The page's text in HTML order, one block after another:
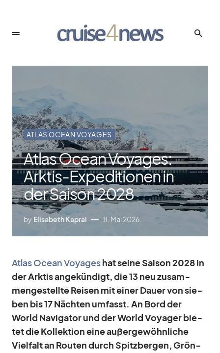
ATLAS OCEAN VOYAGES
Atlas Ocean Voyages:
Arktis-Expeditionen in
der Saison 2028
by Elisabeth Kapral 11. Mai 2026
At­las Ocean Voy­a­geshat seine Sai­son 2028 in
der Ark­tis an­ge­kün­digt, die 13 neu zu­sam­
men­ge­stellte Rei­sen mit ei­ner Dauer von sie­
ben bis 17 Näch­ten um­fasst. An Bord der
World Na­vi­ga­tor und der World Voy­a­ger bie­
tet die Kol­lek­tion eine au­ßer­ge­wöhn­li­che
Viel­falt an Rou­ten durch Spitz­ber­gen, Grön­